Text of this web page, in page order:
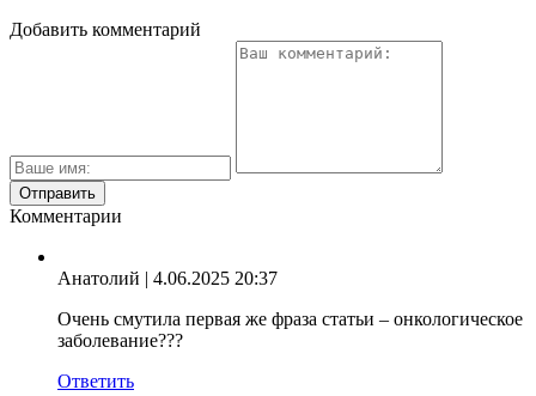
Добавить комментарий
Комментарии
Анатолий | 4.06.2025 20:37
Очень смутила первая же фраза статьи – онкологическое
заболевание???
Ответить